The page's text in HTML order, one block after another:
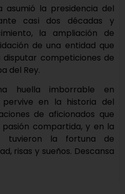
asumió la presidencia del
casi dos décadas y
la ampliación de
de una entidad que
competiciones de
del Rey.
huella imborrable en
pervive en la historia del
de aficionados que
compartida, y en la
tuvieron la fortuna de
risas y sueños. Descansa